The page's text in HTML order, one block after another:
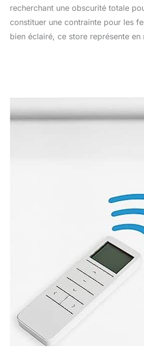
recherchant une obscurité totale
constituer une contrainte pour les
bien éclairé, ce store représente